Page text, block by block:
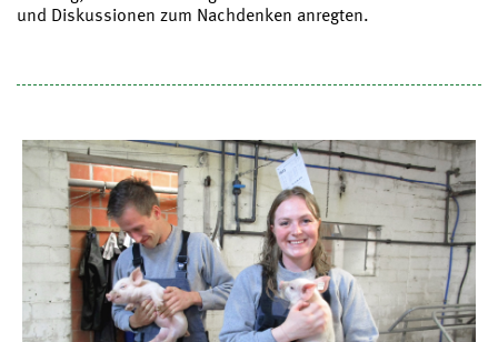
und Diskussionen zum Nachdenken anregten.